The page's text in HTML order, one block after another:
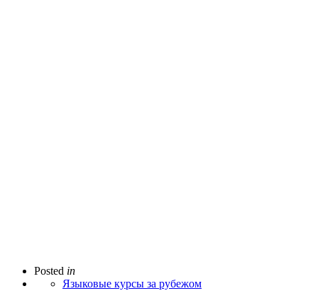
Posted in
Языковые курсы за рубежом